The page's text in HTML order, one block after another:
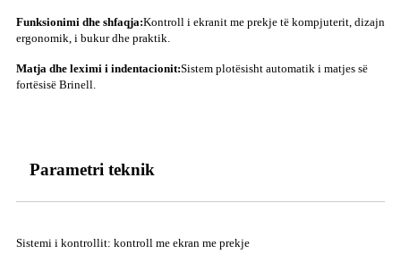
Funksionimi dhe shfaqja:Kontroll i ekranit me prekje të kompjuterit, dizajn
ergonomik, i bukur dhe praktik.
Matja dhe leximi i indentacionit:Sistem plotësisht automatik i matjes së
fortësisë Brinell.
Parametri teknik
Sistemi i kontrollit: kontroll me ekran me prekje